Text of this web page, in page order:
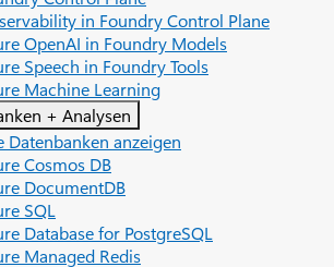
in Foundry Control Plane
OpenAI in Foundry Models
Speech in Foundry Tools
Machine Learning
+ Analysen
Datenbanken anzeigen
Cosmos DB
DocumentDB
SQL
Database for PostgreSQL
Managed Redis